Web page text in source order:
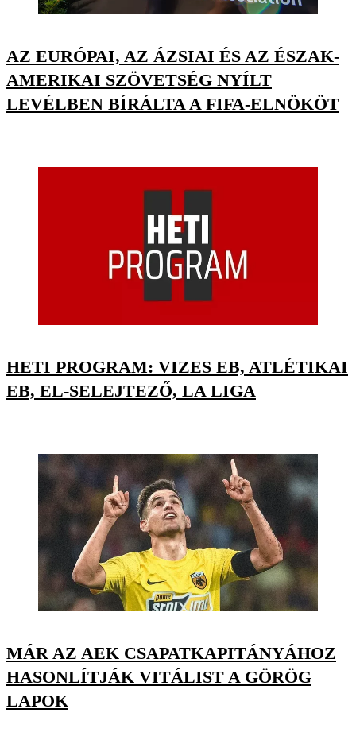
AZ EURÓPAI, AZ ÁZSIAI ÉS AZ ÉSZAK-
AMERIKAI SZÖVETSÉG NYÍLT
LEVÉLBEN BÍRÁLTA A FIFA-ELNÖKÖT
HETI PROGRAM: VIZES EB, ATLÉTIKAI
EB, EL-SELEJTEZŐ, LA LIGA
MÁR AZ AEK CSAPATKAPITÁNYÁHOZ
HASONLÍTJÁK VITÁLIST A GÖRÖG
LAPOK